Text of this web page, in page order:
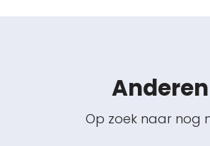
Op zoek naar nog